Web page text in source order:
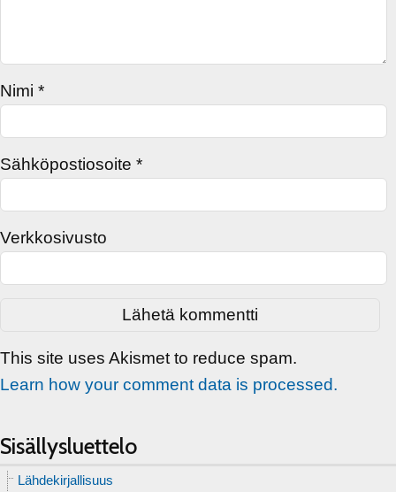
Nimi *
Sähköpostiosoite *
Verkkosivusto
This site uses Akismet to reduce spam.
Learn how your comment data is processed.
Sisällysluettelo
Lähdekirjallisuus